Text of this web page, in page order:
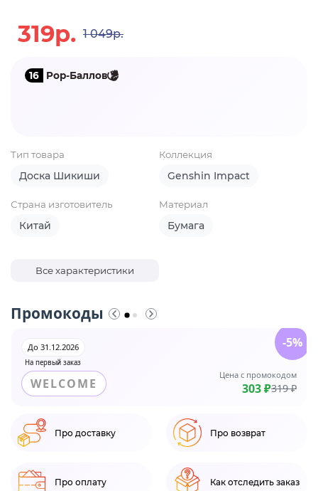
319р. 1 049р.
16 Pop-Баллов
Тип товара
Доска Шикиши
Коллекция
Genshin Impact
Страна изготовитель
Китай
Материал
Бумага
Все характеристики
Промокоды
На первый заказ
До 31.12.2026
WELCOME
Цена с промокодом
303 ₽319 ₽
-5%
Про доставку Про возврат
Про оплату Как отследить заказ